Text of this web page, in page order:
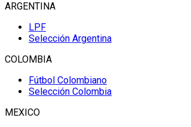
ARGENTINA
LPF
Selección Argentina
COLOMBIA
Fútbol Colombiano
Selección Colombia
MEXICO